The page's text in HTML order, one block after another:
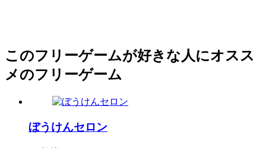
このフリーゲームが好きな人にオスス
メのフリーゲーム
ぼうけんセロン